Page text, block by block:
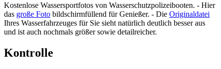
Kostenlose Wassersportfotos von Wasserschutzpolizeibooten. - Hier
das große Foto bildschirmfüllend für Genießer. - Die Originaldatei
Ihres Wasserfahrzeuges für Sie sieht natürlich deutlich besser aus
und ist auch nochmals größer sowie detailreicher.
Kontrolle